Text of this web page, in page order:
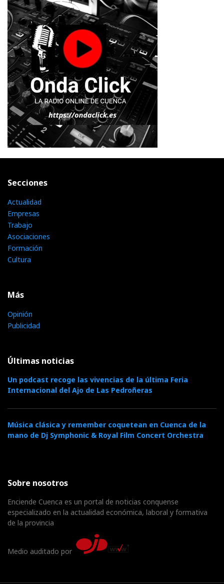
Secciones
Actualidad
Empresas
Trabajo
Asociaciones
Formación
Cultura
Más
Opinión
Publicidad
Últimas noticias
Un podcast recoge las vivencias de la última Feria
Internacional del Ajo de Las Pedroñeras
Música clásica y remember coquetean en Cuenca de la
mano de Dj Symphonic & Royal Film Concert Orchestra
Sobre nosotros
Enciende Cuenca es un portal de noticias conquense
especializado en la actualidad económica, laboral y formativa
de la provincia
Medio auditado por